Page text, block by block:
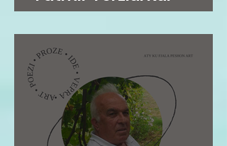
mirësia është në gen